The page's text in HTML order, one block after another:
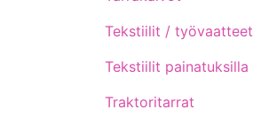
Tekstiilit / työvaatteet
Tekstiilit painatuksilla
Traktoritarrat